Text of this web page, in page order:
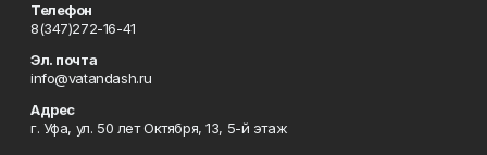
Телефон
8(347)272-16-41
Эл. почта
info@vatandash.ru
Адрес
г. Уфа, ул. 50 лет Октября, 13, 5-й этаж